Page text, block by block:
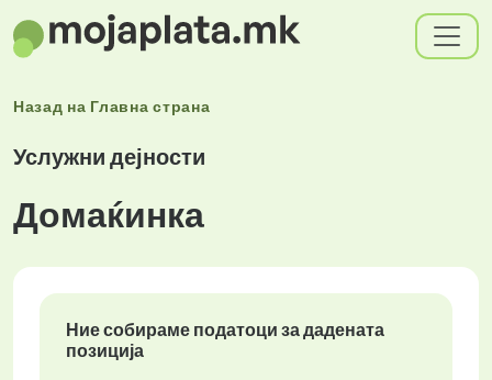
Назад на Главна страна
Услужни дејности
Домаќинка
Ние собираме податоци за дадената
позиција